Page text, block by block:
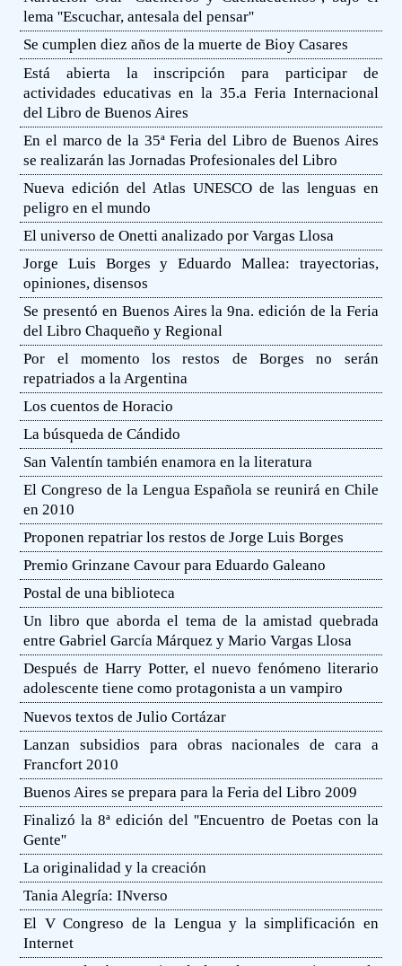
lema ''Escuchar, antesala del pensar''
Se cumplen diez años de la muerte de Bioy Casares
Está abierta la inscripción para participar de
actividades educativas en la 35.a Feria Internacional
del Libro de Buenos Aires
En el marco de la 35ª Feria del Libro de Buenos Aires
se realizarán las Jornadas Profesionales del Libro
Nueva edición del Atlas UNESCO de las lenguas en
peligro en el mundo
El universo de Onetti analizado por Vargas Llosa
Jorge Luis Borges y Eduardo Mallea: trayectorias,
opiniones, disensos
Se presentó en Buenos Aires la 9na. edición de la Feria
del Libro Chaqueño y Regional
Por el momento los restos de Borges no serán
repatriados a la Argentina
Los cuentos de Horacio
La búsqueda de Cándido
San Valentín también enamora en la literatura
El Congreso de la Lengua Española se reunirá en Chile
en 2010
Proponen repatriar los restos de Jorge Luis Borges
Premio Grinzane Cavour para Eduardo Galeano
Postal de una biblioteca
Un libro que aborda el tema de la amistad quebrada
entre Gabriel García Márquez y Mario Vargas Llosa
Después de Harry Potter, el nuevo fenómeno literario
adolescente tiene como protagonista a un vampiro
Nuevos textos de Julio Cortázar
Lanzan subsidios para obras nacionales de cara a
Francfort 2010
Buenos Aires se prepara para la Feria del Libro 2009
Finalizó la 8ª edición del ''Encuentro de Poetas con la
Gente''
La originalidad y la creación
Tania Alegría: INverso
El V Congreso de la Lengua y la simplificación en
Internet